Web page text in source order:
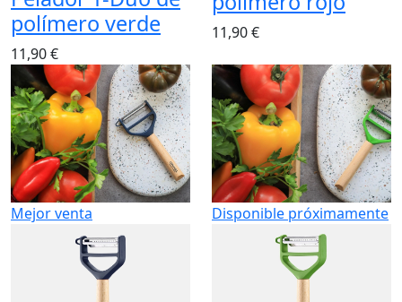
polímero verde
11,90 €
11,90 €
Mejor venta Disponible próximamente